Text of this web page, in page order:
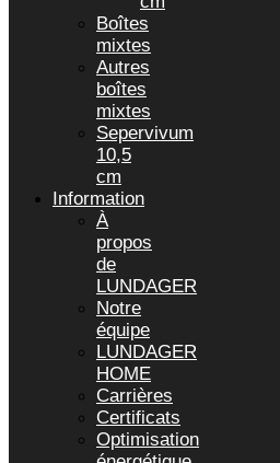
Boîtes
mixtes
Autres
boîtes
mixtes
Sepervivum
10,5
cm
Information
À
propos
de
LUNDAGER
Notre
équipe
LUNDAGER
HOME
Carrières
Certificats
Optimisation